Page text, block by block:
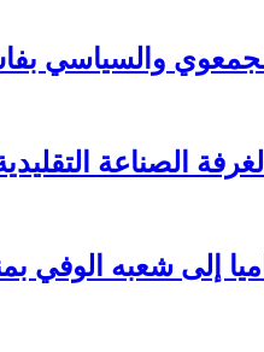
والسياسي بفاس يهنئ
التقليدية
إلى شعبه الوفي